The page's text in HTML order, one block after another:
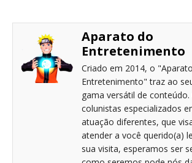
Aparato do
Entretenimento
Criado em 2014, o
Entretenimento" traz ao
gama versátil de
colunistas especializados
atuação diferentes, que
atender a você querido(a)
sua visita, esperamos ser